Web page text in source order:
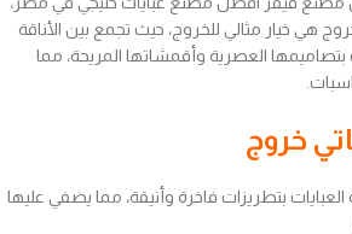
هي خيار مثالي للخروج، حيث تجمع بين الأناقة
بتصاميمها العصرية وأقمشاتها المريحة، مما
خروج
العبايات بتطريزات فاخرة وأنيقة، مما يضفي عليها